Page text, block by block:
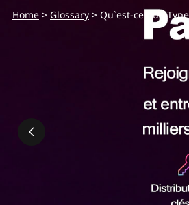
u
Home > Glossary > Qu`est-ce que